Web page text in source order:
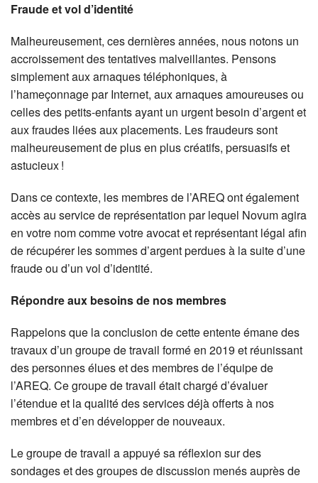
Fraude et vol d’identité
Malheureusement, ces dernières années, nous notons un
accroissement des tentatives malveillantes. Pensons
simplement aux arnaques téléphoniques, à
l’hameçonnage par Internet, aux arnaques amoureuses ou
celles des petits-enfants ayant un urgent besoin d’argent et
aux fraudes liées aux placements. Les fraudeurs sont
malheureusement de plus en plus créatifs, persuasifs et
astucieux !
Dans ce contexte, les membres de l’AREQ ont également
accès au service de représentation par lequel Novum agira
en votre nom comme votre avocat et représentant légal afin
de récupérer les sommes d’argent perdues à la suite d’une
fraude ou d’un vol d’identité.
Répondre aux besoins de nos membres
Rappelons que la conclusion de cette entente émane des
travaux d’un groupe de travail formé en 2019 et réunissant
des personnes élues et des membres de l’équipe de
l’AREQ. Ce groupe de travail était chargé d’évaluer
l’étendue et la qualité des services déjà offerts à nos
membres et d’en développer de nouveaux.
Le groupe de travail a appuyé sa réflexion sur des
sondages et des groupes de discussion menés auprès de